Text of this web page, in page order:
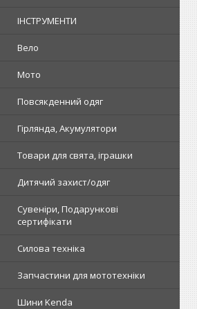
ІНСТРУМЕНТИ
Вело
Мото
Повсякденний одяг
Гірлянда, Акумулятори
Товари для свята, іграшки
Дитячий захист/одяг
Сувеніри, Подарункові
сертифікати
Силова техніка
Запчастини для мототехніки
Шини Kenda